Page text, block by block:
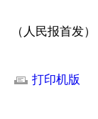
（人民报首发）
打印机版